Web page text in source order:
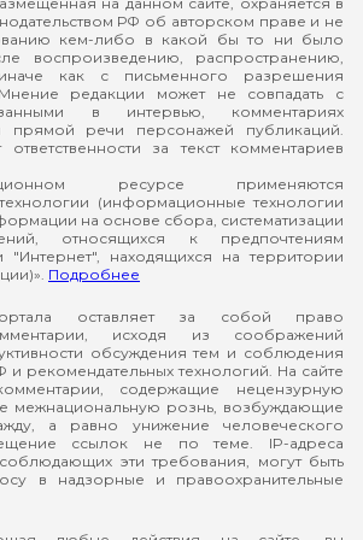
РФ об авторском праве и не
кем-либо в какой бы то ни было
воспроизведению, распространению,
как с письменного разрешения
редакции может не совпадать с
в интервью, комментариях
прямой речи персонажей публикаций.
за текст комментариев
ресурсе применяются
(информационные технологии
на основе сбора, систематизации
относящихся к предпочтениям
"Интернет", находящихся на территории
Подробнее
оставляет за собой право
исходя из соображений
обсуждения тем и соблюдения
и рекомендательных технологий. На сайте
содержащие нецензурную
межнациональную рознь, возбуждающие
а равно унижение человеческого
ссылок не по теме. IP-адреса
эти требования, могут быть
в надзорные и правоохранительные